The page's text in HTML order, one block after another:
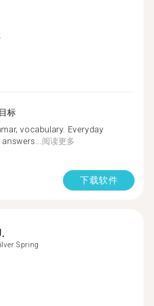
标
vocabulary. Everyday
阅读更多
下载软件
Spring